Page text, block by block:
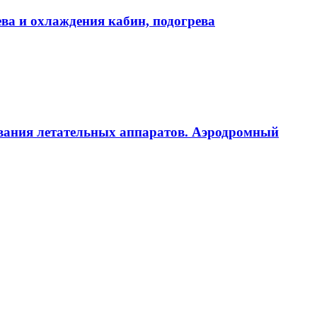
и охлаждения кабин, подогрева
летательных аппаратов. Аэродромный